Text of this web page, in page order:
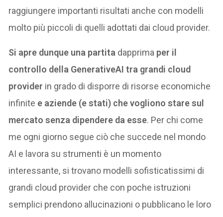
raggiungere importanti risultati anche con modelli
molto più piccoli di quelli adottati dai cloud provider.
Si apre dunque una partita dapprima per il
controllo della GenerativeAI tra grandi cloud
provider in grado di disporre di risorse economiche
infinite e aziende (e stati) che vogliono stare sul
mercato senza dipendere da esse. Per chi come
me ogni giorno segue ciò che succede nel mondo
AI e lavora su strumenti è un momento
interessante, si trovano modelli sofisticatissimi di
grandi cloud provider che con poche istruzioni
semplici prendono allucinazioni o pubblicano le loro